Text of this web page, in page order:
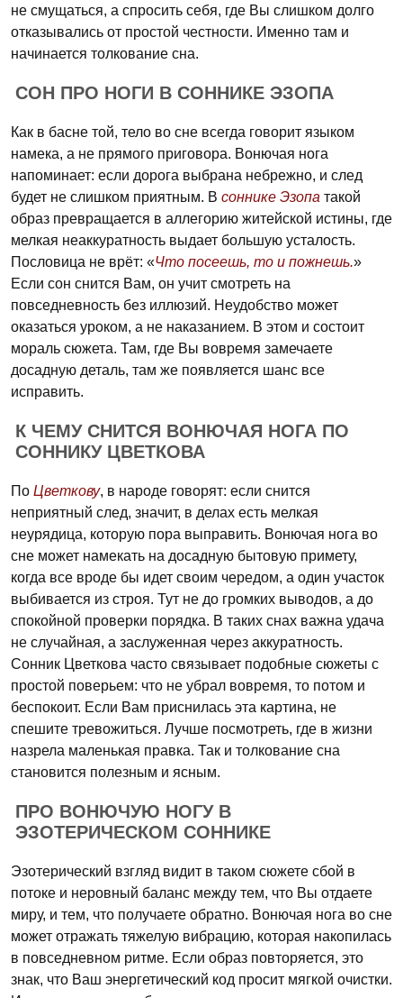
не смущаться, а спросить себя, где Вы слишком долго
отказывались от простой честности. Именно там и
начинается толкование сна.
СОН ПРО НОГИ В СОННИКЕ ЭЗОПА
Как в басне той, тело во сне всегда говорит языком
намека, а не прямого приговора. Вонючая нога
напоминает: если дорога выбрана небрежно, и след
будет не слишком приятным. В соннике Эзопа такой
образ превращается в аллегорию житейской истины, где
мелкая неаккуратность выдает большую усталость.
Пословица не врёт: «Что посеешь, то и пожнешь.»
Если сон снится Вам, он учит смотреть на
повседневность без иллюзий. Неудобство может
оказаться уроком, а не наказанием. В этом и состоит
мораль сюжета. Там, где Вы вовремя замечаете
досадную деталь, там же появляется шанс все
исправить.
К ЧЕМУ СНИТСЯ ВОНЮЧАЯ НОГА ПО
СОННИКУ ЦВЕТКОВА
По Цветкову, в народе говорят: если снится
неприятный след, значит, в делах есть мелкая
неурядица, которую пора выправить. Вонючая нога во
сне может намекать на досадную бытовую примету,
когда все вроде бы идет своим чередом, а один участок
выбивается из строя. Тут не до громких выводов, а до
спокойной проверки порядка. В таких снах важна удача
не случайная, а заслуженная через аккуратность.
Сонник Цветкова часто связывает подобные сюжеты с
простой поверьем: что не убрал вовремя, то потом и
беспокоит. Если Вам приснилась эта картина, не
спешите тревожиться. Лучше посмотреть, где в жизни
назрела маленькая правка. Так и толкование сна
становится полезным и ясным.
ПРО ВОНЮЧУЮ НОГУ В
ЭЗОТЕРИЧЕСКОМ СОННИКЕ
Эзотерический взгляд видит в таком сюжете сбой в
потоке и неровный баланс между тем, что Вы отдаете
миру, и тем, что получаете обратно. Вонючая нога во сне
может отражать тяжелую вибрацию, которая накопилась
в повседневном ритме. Если образ повторяется, это
знак, что Ваш энергетический код просит мягкой очистки.